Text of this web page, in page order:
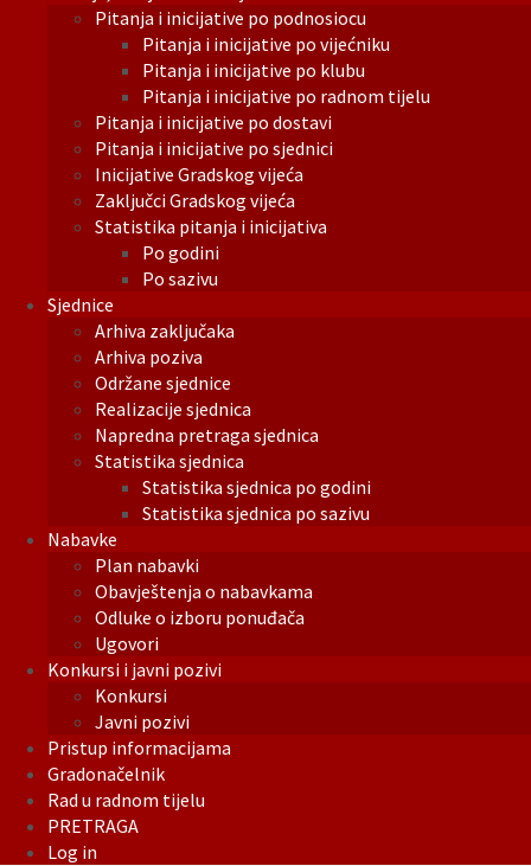
Pitanja i inicijative po podnosiocu
Pitanja i inicijative po vijećniku
Pitanja i inicijative po klubu
Pitanja i inicijative po radnom tijelu
Pitanja i inicijative po dostavi
Pitanja i inicijative po sjednici
Inicijative Gradskog vijeća
Zaključci Gradskog vijeća
Statistika pitanja i inicijativa
Po godini
Po sazivu
Sjednice
Arhiva zaključaka
Arhiva poziva
Održane sjednice
Realizacije sjednica
Napredna pretraga sjednica
Statistika sjednica
Statistika sjednica po godini
Statistika sjednica po sazivu
Nabavke
Plan nabavki
Obavještenja o nabavkama
Odluke o izboru ponuđača
Ugovori
Konkursi i javni pozivi
Konkursi
Javni pozivi
Pristup informacijama
Gradonačelnik
Rad u radnom tijelu
PRETRAGA
Log in